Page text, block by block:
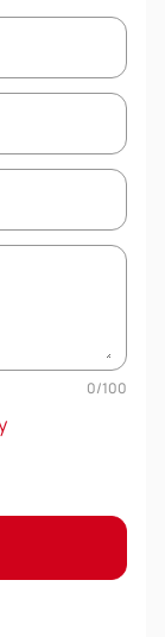
0/100